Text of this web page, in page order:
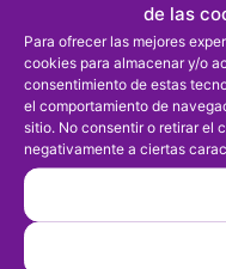
de las
Para ofrecer las mejores
cookies para almacenar y/o
consentimiento de estas
el comportamiento de
sitio. No consentir o retirar el
negativamente a ciertas
de
entradas
Entrada
Las mejores
se dan cita
Entrada siguiente
Marisa
presidenta del